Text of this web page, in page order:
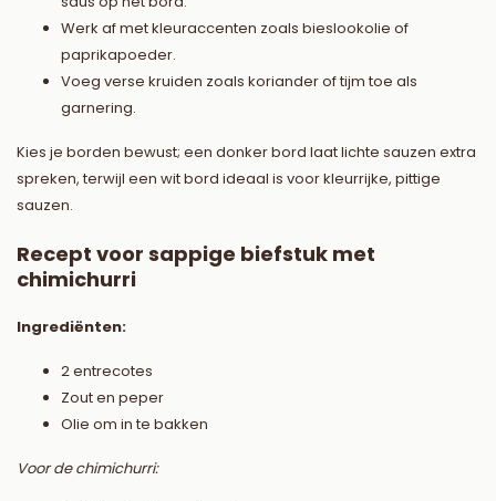
Werk af met kleuraccenten zoals bieslookolie of
paprikapoeder.
Voeg verse kruiden zoals koriander of tijm toe als
garnering.
Kies je borden bewust; een donker bord laat lichte sauzen extra
spreken, terwijl een wit bord ideaal is voor kleurrijke, pittige
sauzen.
Recept voor sappige biefstuk met
chimichurri
Ingrediënten:
2 entrecotes
Zout en peper
Olie om in te bakken
Voor de chimichurri: